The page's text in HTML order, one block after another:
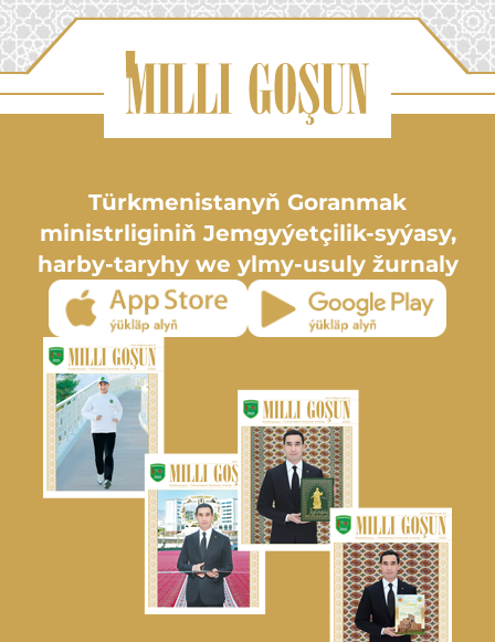
Türkmenistanyň Goranmak
ministrliginiň Jemgyýetçilik-syýasy,
harby-taryhy we ylmy-usuly žurnaly